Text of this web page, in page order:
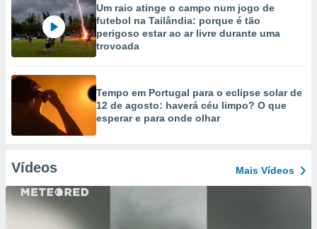
Um raio atinge o campo num jogo de
futebol na Tailândia: porque é tão
perigoso estar ao ar livre durante uma
trovoada
Tempo em Portugal para o eclipse solar de
12 de agosto: haverá céu limpo? O que
esperar e para onde olhar
Vídeos Mais Vídeos